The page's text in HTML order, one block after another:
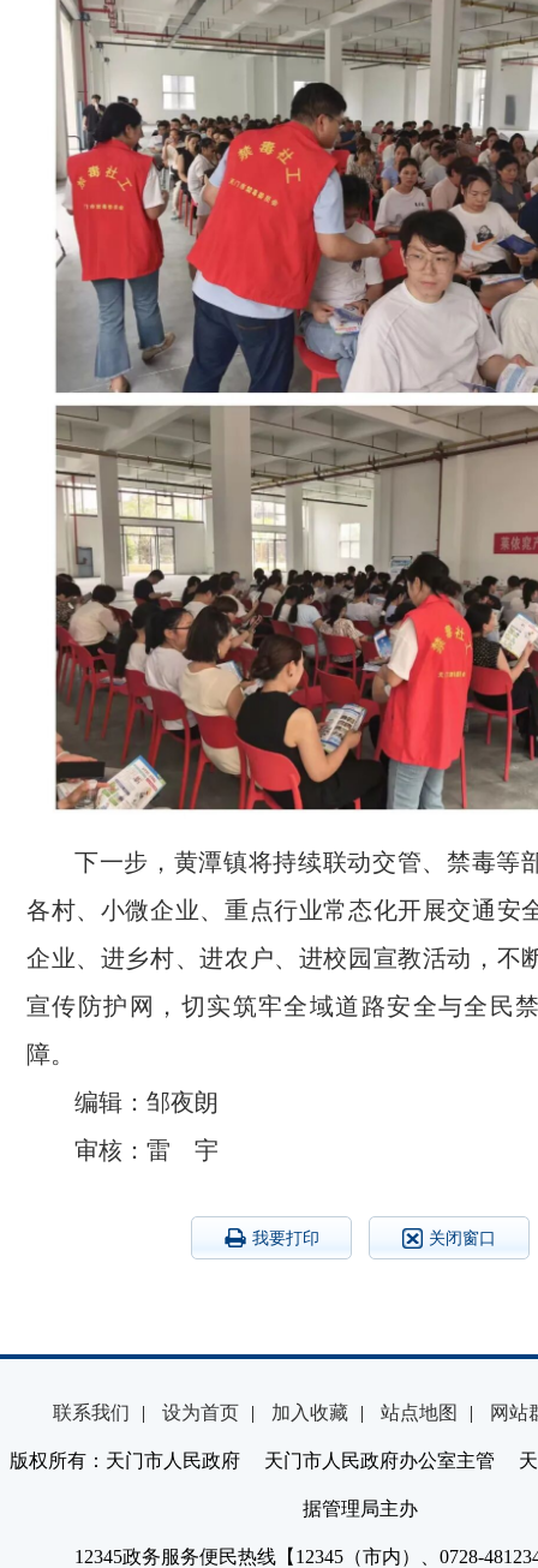
下一步，黄潭镇将持续联动交管、禁毒等
各村、小微企业、重点行业常态化开展交通安
企业、进乡村、进农户、进校园宣教活动，不
宣传防护网，切实筑牢全域道路安全与全民
障。
编辑：邹夜朗
审核：雷 宇
我要打印 关闭窗口
联系我们 | 设为首页 | 加入收藏 | 站点地图 | 网站
版权所有：天门市人民政府 天门市人民政府办公室主管 天
据管理局主办
12345政务服务便民热线【12345（市内）、0728-